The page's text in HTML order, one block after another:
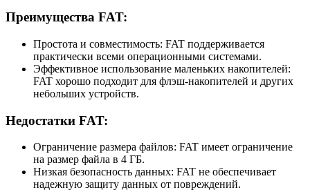
Преимущества FAT:
Простота и совместимость: FAT поддерживается
практически всеми операционными системами.
Эффективное использование маленьких накопителей:
FAT хорошо подходит для флэш-накопителей и других
небольших устройств.
Недостатки FAT:
Ограничение размера файлов: FAT имеет ограничение
на размер файла в 4 ГБ.
Низкая безопасность данных: FAT не обеспечивает
надежную защиту данных от повреждений.